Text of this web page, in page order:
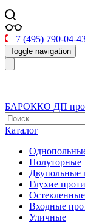
+7 (495) 790-04-
Toggle navigation
БАРОККО ДП
Каталог
Полуторные
Двупольные
Глухие
Входные
Уличные